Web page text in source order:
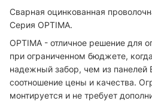
Сварная оцинкованная
Серия OPTIMA.
OPTIMA - отличное решение для
при ограниченном бюджете,
надежный забор, чем из панелей
соотношение цены и качества.
монтируется и не требует